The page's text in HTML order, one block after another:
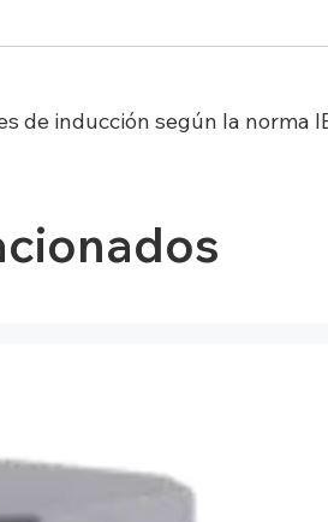
de inducción según la norma